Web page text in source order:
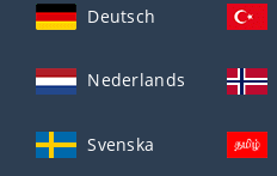
Deutsch
Nederlands
Svenska